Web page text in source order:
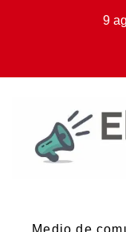
9
Medio de